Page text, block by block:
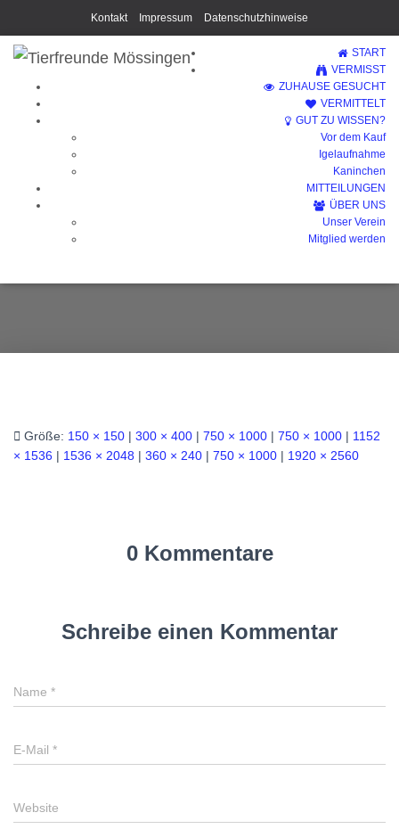
Kontakt Impressum Datenschutzhinweise
START
VERMISST
ZUHAUSE GESUCHT
VERMITTELT
GUT ZU WISSEN?
Vor dem Kauf
Igelaufnahme
Kaninchen
MITTEILUNGEN
ÜBER UNS
Unser Verein
Mitglied werden
Größe: 150 × 150 | 300 × 400 | 750 × 1000 | 750 × 1000 | 1152
× 1536 | 1536 × 2048 | 360 × 240 | 750 × 1000 | 1920 × 2560
0 Kommentare
Schreibe einen Kommentar
Name *
E-Mail *
Website